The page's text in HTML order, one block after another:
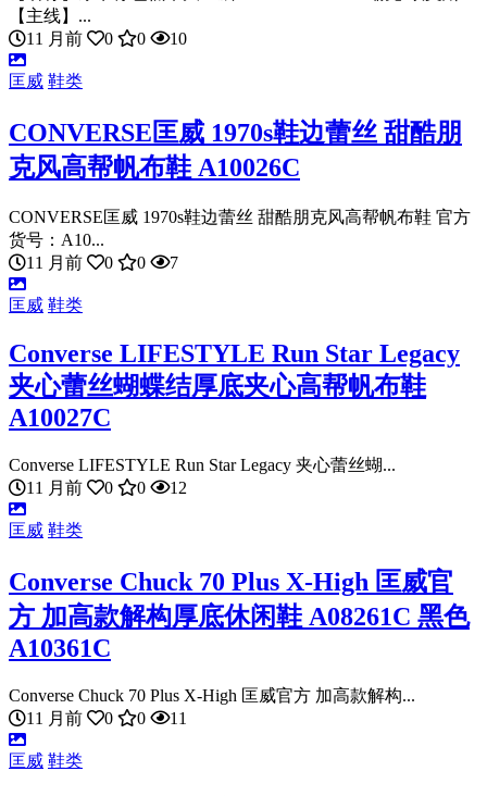
【主线】...
11 月前
0 0 10
匡威 鞋类
CONVERSE匡威 1970s鞋边蕾丝 甜酷朋
克风高帮帆布鞋 A10026C
CONVERSE匡威 1970s鞋边蕾丝 甜酷朋克风高帮帆布鞋 官方
货号：A10...
11 月前
0 0 7
匡威 鞋类
Converse LIFESTYLE Run Star Legacy
夹心蕾丝蝴蝶结厚底夹心高帮帆布鞋
A10027C
Converse LIFESTYLE Run Star Legacy 夹心蕾丝蝴...
11 月前
0 0 12
匡威 鞋类
Converse Chuck 70 Plus X-High 匡威官
方 加高款解构厚底休闲鞋 A08261C 黑色
A10361C
Converse Chuck 70 Plus X-High 匡威官方 加高款解构...
11 月前
0 0 11
匡威 鞋类